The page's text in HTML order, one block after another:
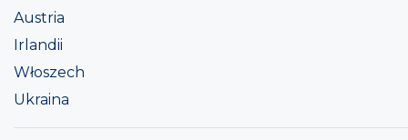
Austria
Irlandii
Włoszech
Ukraina